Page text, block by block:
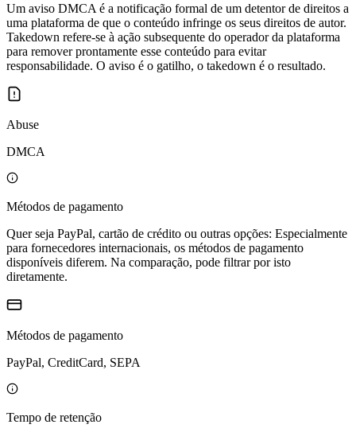
Um aviso DMCA é a notificação formal de um detentor de direitos a
uma plataforma de que o conteúdo infringe os seus direitos de autor.
Takedown refere-se à ação subsequente do operador da plataforma
para remover prontamente esse conteúdo para evitar
responsabilidade. O aviso é o gatilho, o takedown é o resultado.
Abuse
DMCA
Métodos de pagamento
Quer seja PayPal, cartão de crédito ou outras opções: Especialmente
para fornecedores internacionais, os métodos de pagamento
disponíveis diferem. Na comparação, pode filtrar por isto
diretamente.
Métodos de pagamento
PayPal, CreditCard, SEPA
Tempo de retenção